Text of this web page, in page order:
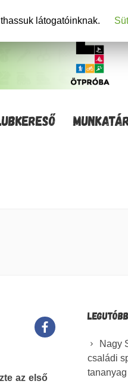
az első
Nagy
családi
tananyag
látogatóinknak.